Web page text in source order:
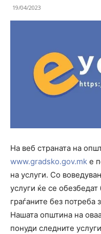
19/04/2023
На веб страната на
www.gradsko.gov.mk е
на услуги. Со
услуги ќе се
граѓаните без потреба
Нашата општина на
понуди следните